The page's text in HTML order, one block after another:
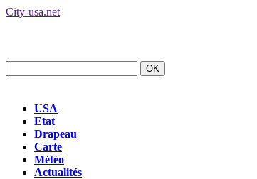
City-usa.net
USA
Etat
Drapeau
Carte
Météo
Actualités